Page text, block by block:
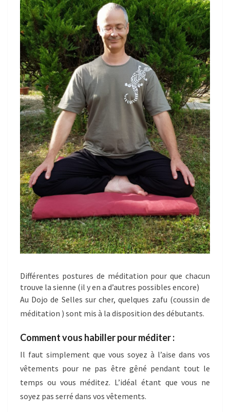
Différentes postures de méditation pour que chacun
trouve la sienne (il y en a d’autres possibles encore)
Au Dojo de Selles sur cher, quelques zafu (coussin de
méditation ) sont mis à la disposition des débutants.
Comment vous habiller pour méditer :
Il faut simplement que vous soyez à l’aise dans vos
vêtements pour ne pas être gêné pendant tout le
temps ou vous méditez. L’idéal étant que vous ne
soyez pas serré dans vos vêtements.